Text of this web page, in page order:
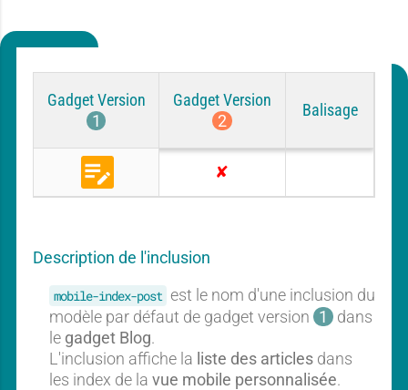
Gadget Version
1
Gadget Version
2
Balisage
l
g
a
g
e
Description de l'inclusion
mobile-index-post est le nom d'une inclusion du
modèle par défaut de gadget version 1 dans
le gadget Blog.
L'inclusion affiche la liste des articles dans
les index de la vue mobile personnalisée.